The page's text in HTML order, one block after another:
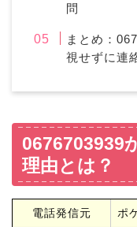
問
まとめ：
視せずに連
0676703939
理由とは？
電話発信元 ポ